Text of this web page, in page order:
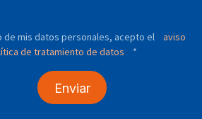
de mis datos personales, acepto el
aviso
de tratamiento de datos *
Enviar